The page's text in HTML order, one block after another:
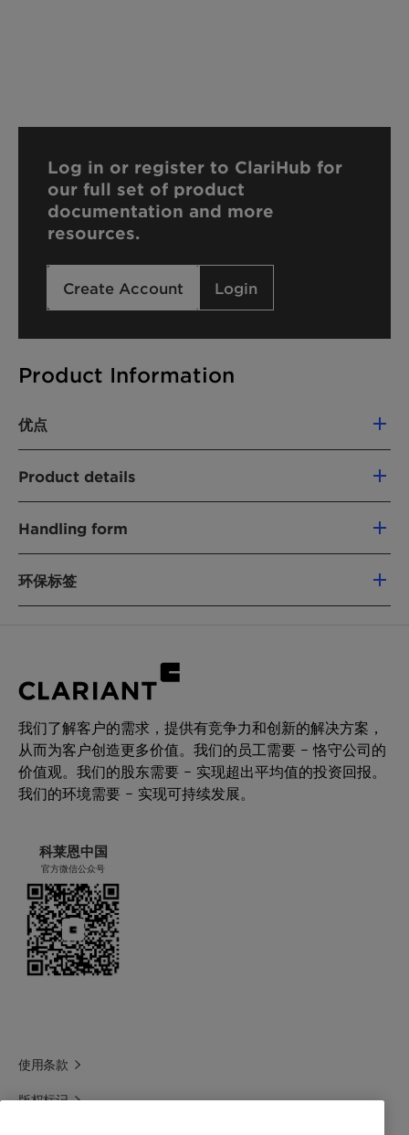
Product Information
优点
Product details
25322-68-3
产品功能
粘合剂和助剂
Polyalkylene glycol
应用
自动洗碗机 (ADW)
Laundry additives
衣用液体洗涤剂
Handling form
环保标签
Chemical
Polyethylene glycol (PEG-
产品功能: Automatic Dish Washing, Laundry
可再生碳指数 (RCI):
0 %
环境工作组 (EWG) 评分。: 1-3
Get in touch for more information.
Log in or register to ClariHub for
our full set of product
documentation and more
resources.
Create Account Login
我们了解客户的需求，提供有竞争力和创新的解决方案，
从而为客户创造更多价值。我们的员工需要 – 恪守公司的
价值观。我们的股东需要 – 实现超出平均值的投资回报。
我们的环境需要 – 实现可持续发展。
科莱恩中国
官方微信公众号
使用条款
版权标记